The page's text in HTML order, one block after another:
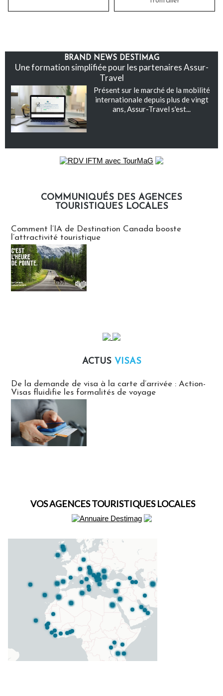
BRAND NEWS DESTIMAG
Une formation simplifiée pour les partenaires Assur-
Travel
Présent sur le marché de la mobilité
internationale depuis plus de vingt
ans, Assur-Travel s'est...
COMMUNIQUÉS DES AGENCES
TOURISTIQUES LOCALES
Comment l’IA de Destination Canada booste
l’attractivité touristique
ACTUS VISAS
De la demande de visa à la carte d’arrivée : Action-
Visas fluidifie les formalités de voyage
VOS AGENCES TOURISTIQUES LOCALES